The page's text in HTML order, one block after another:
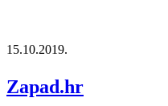
15.10.2019.
Zapad.hr